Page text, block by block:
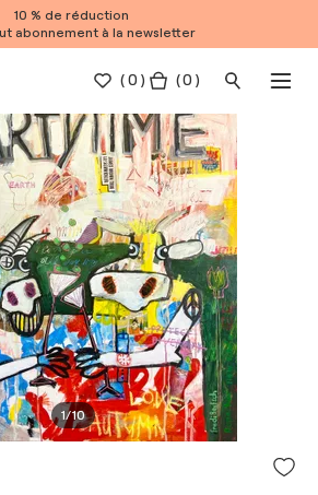
10 % de réduction
abonnement à la newsletter
(0 ) ( 0 )
1/10